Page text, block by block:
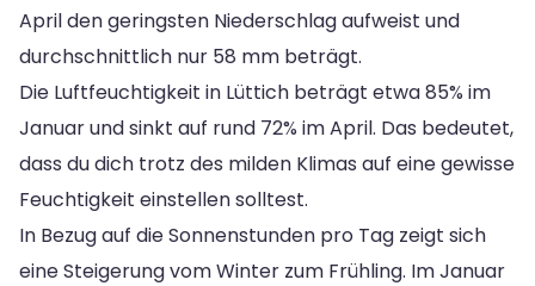
April den geringsten Niederschlag aufweist und
durchschnittlich nur 58 mm beträgt.
Die Luftfeuchtigkeit in Lüttich beträgt etwa 85% im
Januar und sinkt auf rund 72% im April. Das bedeutet,
dass du dich trotz des milden Klimas auf eine gewisse
Feuchtigkeit einstellen solltest.
In Bezug auf die Sonnenstunden pro Tag zeigt sich
eine Steigerung vom Winter zum Frühling. Im Januar